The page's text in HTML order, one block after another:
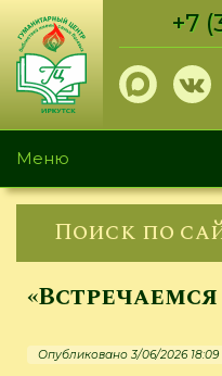
Перейти
основному
содержанию
+7
Меню
Поиск по
Опубликовано 3/06/2026 18:09